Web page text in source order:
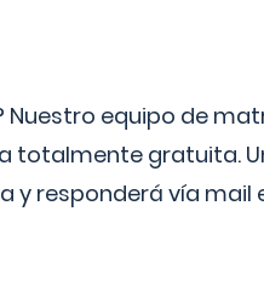
equipo de
totalmente gratuita.
responderá vía mail